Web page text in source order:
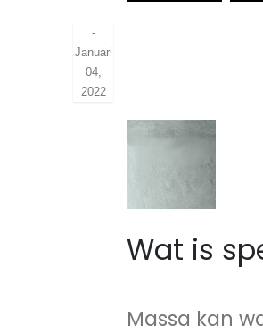
-
Januari
04,
2022
Wat is
Massa kan